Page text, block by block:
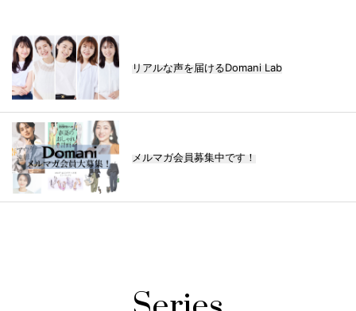
リアルな声を届けるDomani Lab
メルマガ会員募集中です！